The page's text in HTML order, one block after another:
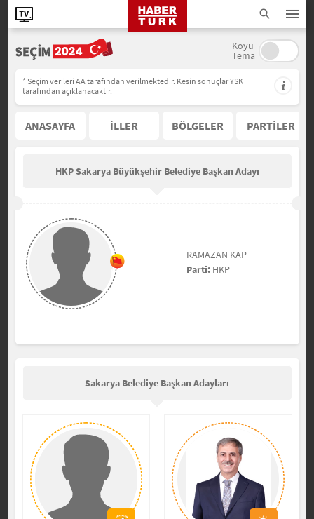
Koyu
Tema
* Seçim verileri AA tarafından verilmektedir. Kesin sonuçlar YSK
tarafından açıklanacaktır.
ANASAYFA İLLER BÖLGELER PARTİLER
HKP Sakarya Büyükşehir Belediye Başkan Adayı
RAMAZAN KAP
Parti: HKP
Sakarya Belediye Başkan Adayları